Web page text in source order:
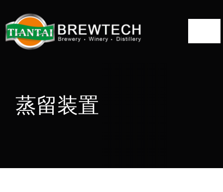
ン
テ
ョ
について
蒸留装置